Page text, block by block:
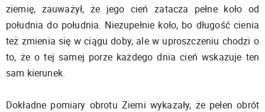
ziemię, zauważył, że jego cień zatacza pełne koło od
południa do południa. Niezupełnie koło, bo długość cienia
też zmienia się w ciągu doby, ale w uproszczeniu chodzi o
to, że o tej samej porze każdego dnia cień wskazuje ten
sam kierunek.
Dokładne pomiary obrotu Ziemi wykazały, że pełen obrót